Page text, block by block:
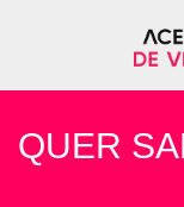
QUER